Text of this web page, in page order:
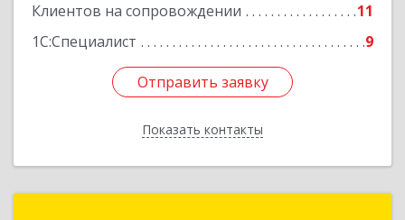
Клиентов на сопровождении
11
1С:Специалист
9
Отправить заявку
Показать контакты
Отправить заявку
Назад